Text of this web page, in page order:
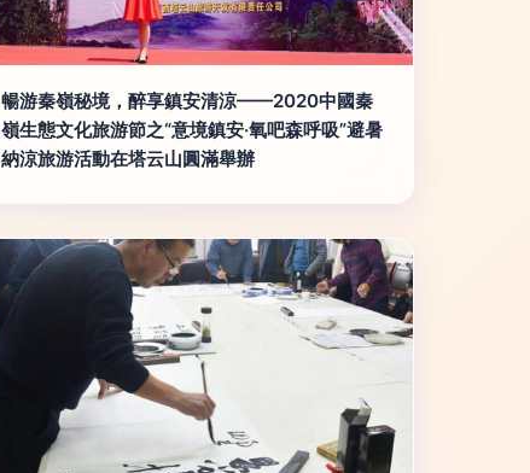
暢游秦嶺秘境，醉享鎮安清涼——2020中國秦
嶺生態文化旅游節之“意境鎮安·氧吧森呼吸”避暑
納涼旅游活動在塔云山圓滿舉辦